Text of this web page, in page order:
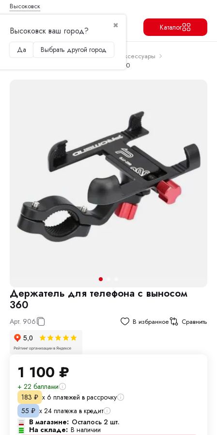
Высоковск
✖
Высоковск ваш город?
Да Выбрать другой город
Каталог
Главная Запчасти и аксессуары
Аксессуары
Держатель для телефона с выносом 360
Держатель для телефона с выносом
360
Арт. 906 В избранное Сравнить
1 100 ₽
+ 22 баллами
183 ₽ х 6 платежей в рассрочку
55 ₽ х 24 платежа в кредит
В магазине: Осталось 2 шт.
На складе: В наличии
Продолжить Перейти в корзину